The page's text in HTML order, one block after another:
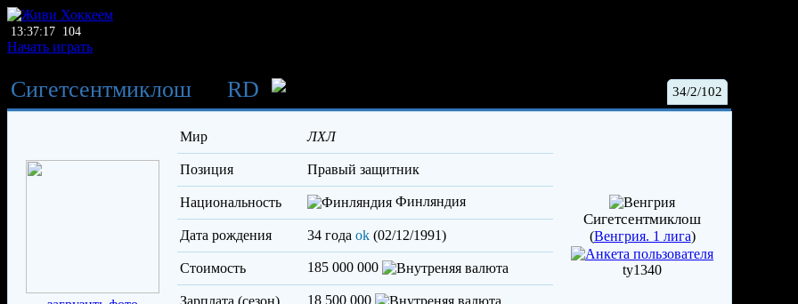
13:37:17 104
Начать играть
34/2/102
Сигетсентмиклош RD
Мир ЛХЛ
Позиция правый защитник
Национальность Финляндия
Дата рождения 34 года ok (02/12/1991)
Стоимость 185 000 000
18 500 000
Сигетсентмиклош
(Венгрия. 1 лига)
ty1340